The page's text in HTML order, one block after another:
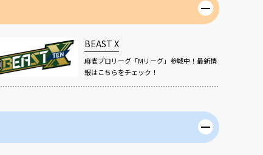
BEAST X
麻雀プロリーグ「Mリーグ」参戦中！最新情
報はこちらをチェック！